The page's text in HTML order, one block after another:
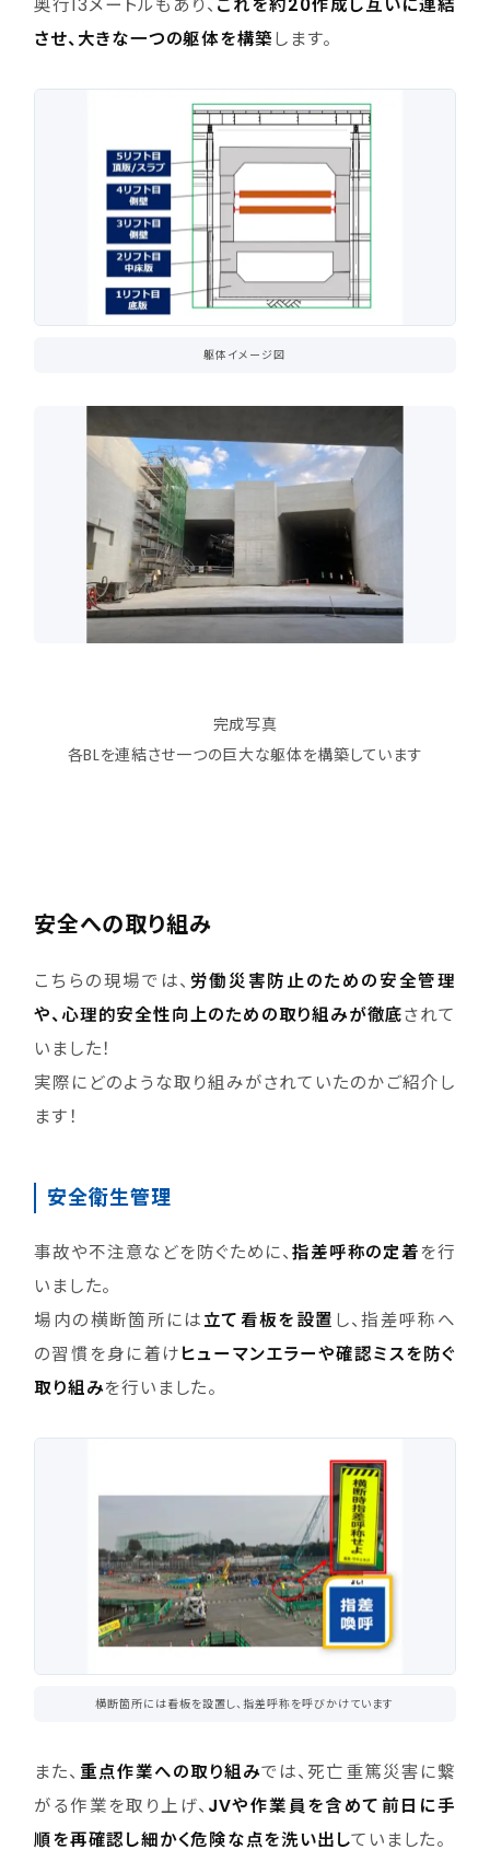
させ、大きな一つの躯体を構築します。
躯体イメージ図
完成写真
各BLを連結させ一つの巨大な躯体を構築しています
安全への取り組み
こちらの現場では、 労働災害防止のための安全管理
や、心理的安全性向上のための取り組みが徹底されて
いました！
実際にどのような取り組みがされていたのかご紹介し
ます！
安全衛生管理
事故や不注意などを防ぐために、指差呼称の定着を行
いました。
場内の横断箇所には立て看板を設置 し、指差呼称へ
の習慣を身に着けヒューマンエラーや確認ミスを防ぐ
取り組みを行いました。
横断箇所には看板を設置し、指差呼称を呼びかけています
また、 重点作業への取り組みでは、死亡重篤災害に繋
がる作業を取り上げ、 JVや作業員を含めて前日に手
順を再確認し細かく危険な点を洗い出していました。